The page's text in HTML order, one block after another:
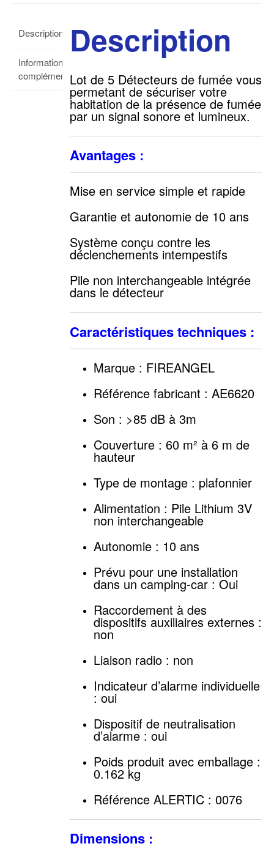
Description
Informations
complémentaires
Description
Lot de 5 Détecteurs de fumée vous
permetant de sécuriser votre
habitation de la présence de fumée
par un signal sonore et lumineux.
Avantages :
Mise en service simple et rapide
Garantie et autonomie de 10 ans
Système conçu contre les
déclenchements intempestifs
Pile non interchangeable intégrée
dans le détecteur
Caractéristiques techniques :
Marque : FIREANGEL
Référence fabricant : AE6620
Son : >85 dB à 3m
Couverture : 60 m² à 6 m de
hauteur
Type de montage : plafonnier
Alimentation : Pile Lithium 3V
non interchangeable
Autonomie : 10 ans
Prévu pour une installation
dans un camping-car : Oui
Raccordement à des
dispositifs auxiliaires externes :
non
Liaison radio : non
Indicateur d’alarme individuelle
: oui
Dispositif de neutralisation
d’alarme : oui
Poids produit avec emballage :
0.162 kg
Référence ALERTIC : 0076
Dimensions :